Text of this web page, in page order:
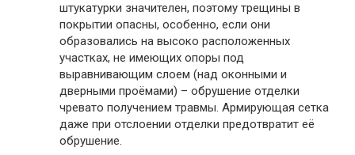
штукатурки значителен, поэтому трещины в
покрытии опасны, особенно, если они
образовались на высоко расположенных
участках, не имеющих опоры под
выравнивающим слоем (над оконными и
дверными проёмами) – обрушение отделки
чревато получением травмы. Армирующая сетка
даже при отслоении отделки предотвратит её
обрушение.